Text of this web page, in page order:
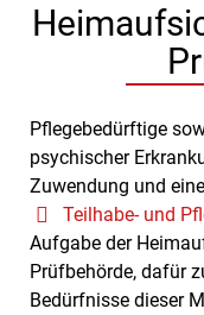
Pflegebedürftige
psychischer
Zuwendung und
Teilhabe- und
Aufgabe der
Prüfbehörde, dafür
Bedürfnisse dieser